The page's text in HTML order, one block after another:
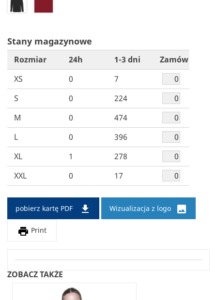
Stany magazynowe
Rozmiar 24h 1-3 dni
Zamów
XS
0
7
S
0
224
M
0
474
L
0
396
XL
1
278
XXL
0 17
pobierz kartę PDF  Wizualizacja z logo

 Print
ZOBACZ TAKŻE